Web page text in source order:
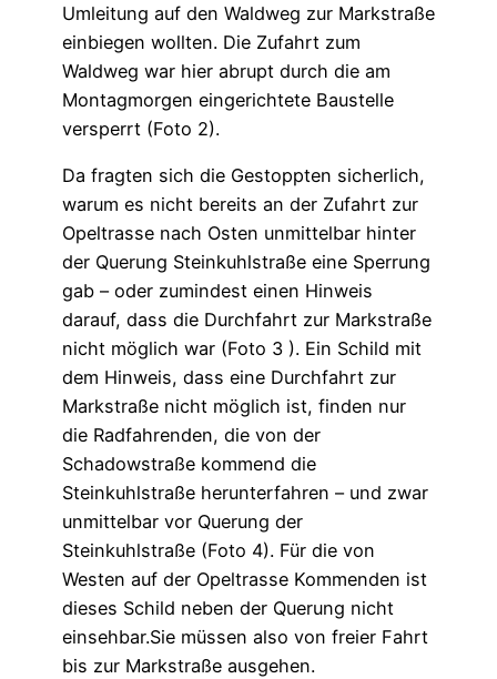
Umleitung auf den Waldweg zur Markstraße
einbiegen wollten. Die Zufahrt zum
Waldweg war hier abrupt durch die am
Montagmorgen eingerichtete Baustelle
versperrt (Foto 2).
Da fragten sich die Gestoppten sicherlich,
warum es nicht bereits an der Zufahrt zur
Opeltrasse nach Osten unmittelbar hinter
der Querung Steinkuhlstraße eine Sperrung
gab – oder zumindest einen Hinweis
darauf, dass die Durchfahrt zur Markstraße
nicht möglich war (Foto 3 ). Ein Schild mit
dem Hinweis, dass eine Durchfahrt zur
Markstraße nicht möglich ist, finden nur
die Radfahrenden, die von der
Schadowstraße kommend die
Steinkuhlstraße herunterfahren – und zwar
unmittelbar vor Querung der
Steinkuhlstraße (Foto 4). Für die von
Westen auf der Opeltrasse Kommenden ist
dieses Schild neben der Querung nicht
einsehbar.Sie müssen also von freier Fahrt
bis zur Markstraße ausgehen.